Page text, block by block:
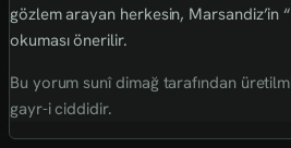
gözlem arayan herkesin, Marsandiz’in
okuması önerilir.
Bu yorum sunî dimağ tarafından
gayr-i ciddidir.